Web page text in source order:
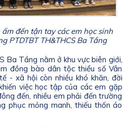
đến tận tay các em học sinh
PTDTBT TH&THCS Ba Tầng
Ba Tầng nằm ở khu vực biên giới,
đồng bào dân tộc thiểu số Vân
- xã hội còn nhiều khó khăn, đời
việc học tập của các em gặp
đến, nhiều em phải đến trường
phục mỏng manh, thiếu thốn áo